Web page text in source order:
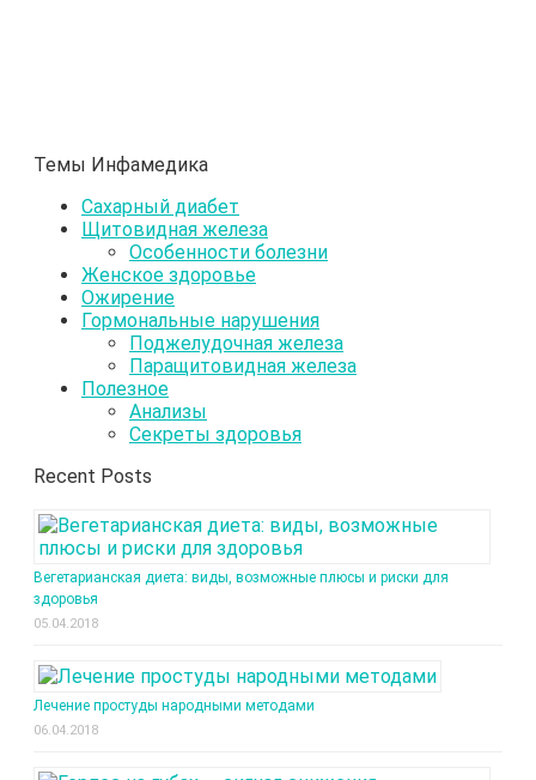
Темы Инфамедика
Сахарный диабет
Щитовидная железа
Особенности болезни
Женское здоровье
Ожирение
Гормональные нарушения
Поджелудочная железа
Паращитовидная железа
Полезное
Анализы
Секреты здоровья
Recent Posts
Вегетарианская диета: виды, возможные плюсы и риски для
здоровья
05.04.2018
Лечение простуды народными методами
06.04.2018